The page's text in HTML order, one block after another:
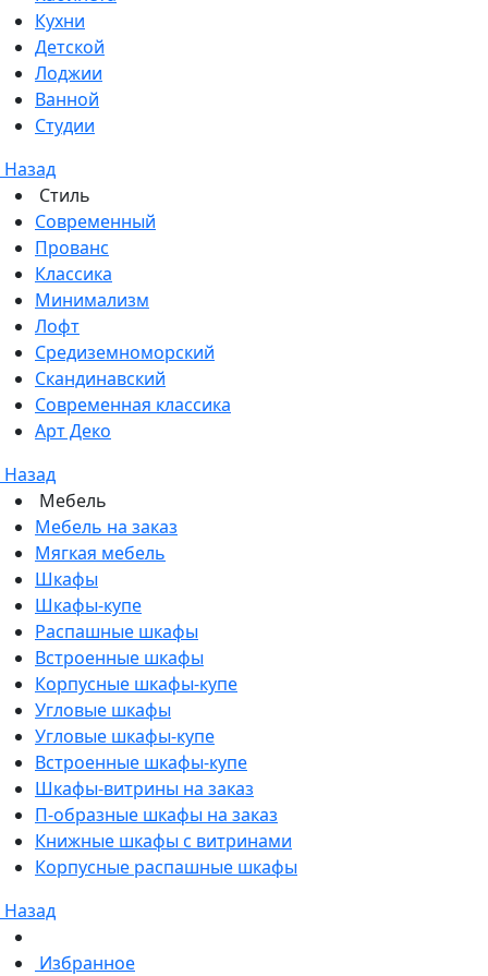
Кухни
Детской
Лоджии
Ванной
Студии
Назад
Стиль
Современный
Прованс
Классика
Минимализм
Лофт
Средиземноморский
Скандинавский
Современная классика
Арт Деко
Назад
Мебель
Мебель на заказ
Мягкая мебель
Шкафы
Шкафы-купе
Распашные шкафы
Встроенные шкафы
Корпусные шкафы-купе
Угловые шкафы
Угловые шкафы-купе
Встроенные шкафы-купе
Шкафы-витрины на заказ
П-образные шкафы на заказ
Книжные шкафы с витринами
Корпусные распашные шкафы
Назад
Избранное